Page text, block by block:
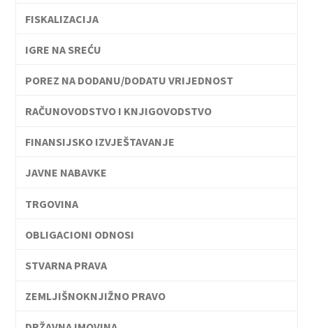
FISKALIZACIJA
IGRE NA SREĆU
POREZ NA DODANU/DODATU VRIJEDNOST
RAČUNOVODSTVO I KNJIGOVODSTVO
FINANSIJSKO IZVJEŠTAVANJE
JAVNE NABAVKE
TRGOVINA
OBLIGACIONI ODNOSI
STVARNA PRAVA
ZEMLJIŠNOKNJIŽNO PRAVO